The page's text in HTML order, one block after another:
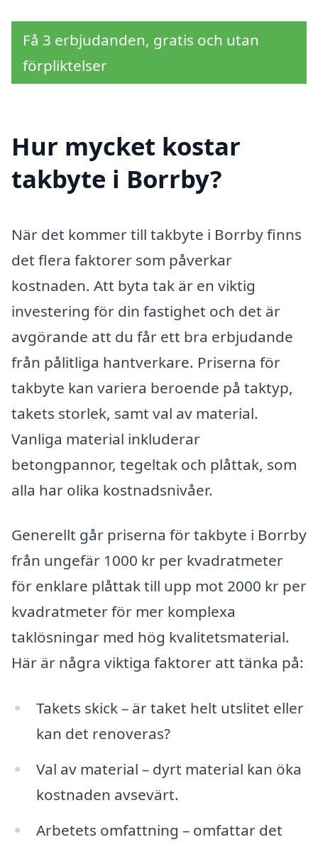
Få 3 erbjudanden, gratis och utan
förpliktelser
Hur mycket kostar
takbyte i Borrby?
När det kommer till takbyte i Borrby finns
det flera faktorer som påverkar
kostnaden. Att byta tak är en viktig
investering för din fastighet och det är
avgörande att du får ett bra erbjudande
från pålitliga hantverkare. Priserna för
takbyte kan variera beroende på taktyp,
takets storlek, samt val av material.
Vanliga material inkluderar
betongpannor, tegeltak och plåttak, som
alla har olika kostnadsnivåer.
Generellt går priserna för takbyte i Borrby
från ungefär 1000 kr per kvadratmeter
för enklare plåttak till upp mot 2000 kr per
kvadratmeter för mer komplexa
taklösningar med hög kvalitetsmaterial.
Här är några viktiga faktorer att tänka på:
Takets skick – är taket helt utslitet eller
kan det renoveras?
Val av material – dyrt material kan öka
kostnaden avsevärt.
Arbetets omfattning – omfattar det